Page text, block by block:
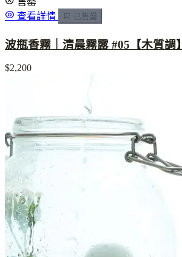
查看詳情
已售罄
波瓶香霧｜清晨霧露 #05【木質調】
$2,200